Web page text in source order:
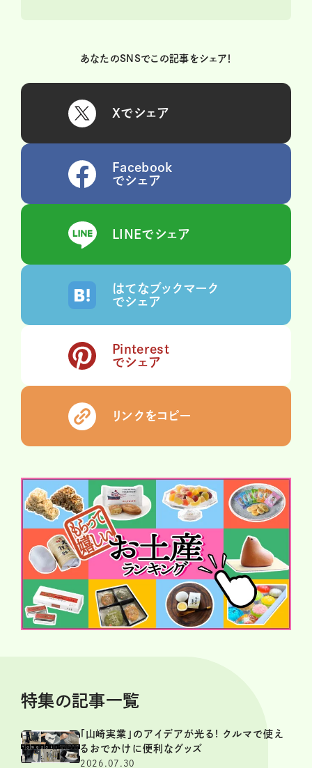
あなたのSNSでこの記事をシェア！
Xでシェア
Facebook
でシェア
LINEでシェア
はてなブックマーク
でシェア
Pinterest
でシェア
リンクをコピー
特集の記事一覧
「山崎実業」のアイデアが光る! クルマで使え
るおでかけに便利なグッズ
2026.07.30